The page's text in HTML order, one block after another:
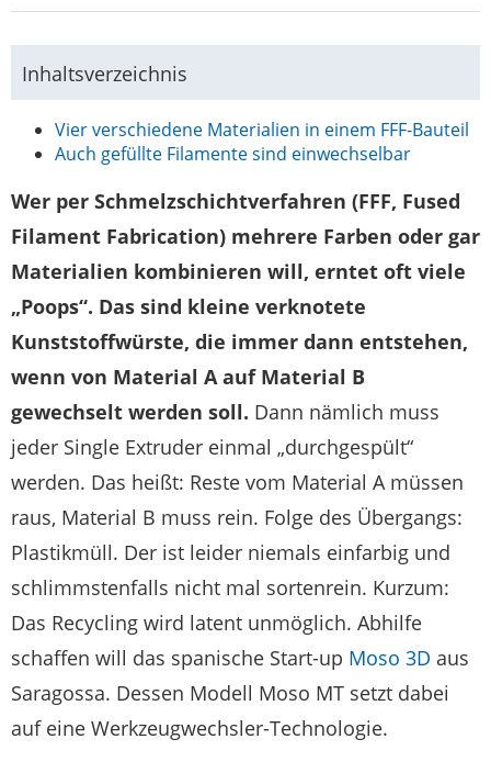
Inhaltsverzeichnis
Vier verschiedene Materialien in einem FFF-Bauteil
Auch gefüllte Filamente sind einwechselbar
Wer per Schmelzschichtverfahren (FFF, Fused
Filament Fabrication) mehrere Farben oder gar
Materialien kombinieren will, erntet oft viele
„Poops“. Das sind kleine verknotete
Kunststoffwürste, die immer dann entstehen,
wenn von Material A auf Material B
gewechselt werden soll. Dann nämlich muss
jeder Single Extruder einmal „durchgespült“
werden. Das heißt: Reste vom Material A müssen
raus, Material B muss rein. Folge des Übergangs:
Plastikmüll. Der ist leider niemals einfarbig und
schlimmstenfalls nicht mal sortenrein. Kurzum:
Das Recycling wird latent unmöglich. Abhilfe
schaffen will das spanische Start-up Moso 3D aus
Saragossa. Dessen Modell Moso MT setzt dabei
auf eine Werkzeugwechsler-Technologie.